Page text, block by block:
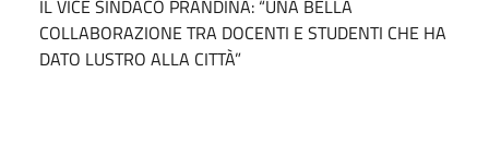
IL VICE SINDACO PRANDINA: “UNA BELLA
COLLABORAZIONE TRA DOCENTI E STUDENTI CHE HA
DATO LUSTRO ALLA CITTÀ”